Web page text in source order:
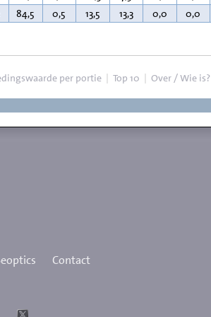
84,5 0,5 13,5 13,3 0,0 0,0
per portie | Top 10 | Over / Wie is?
Contact